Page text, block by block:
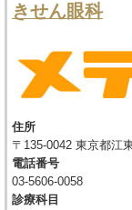
きせん眼科
住所
〒135-0042 東京都江
電話番号
03-5606-0058
診療科目